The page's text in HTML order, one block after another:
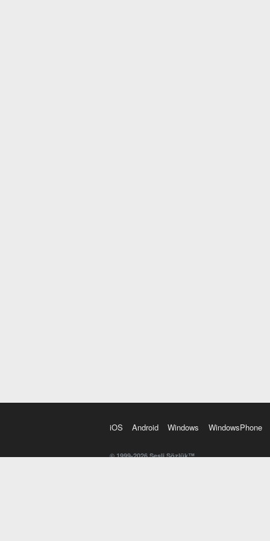
iOS Android Windows WindowsPhone
© 1999-2026 Sesli Sözlük™